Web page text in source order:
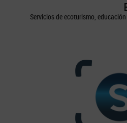
Servicios de ecoturismo,